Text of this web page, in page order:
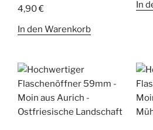
4,90€
In den Warenkorb
In